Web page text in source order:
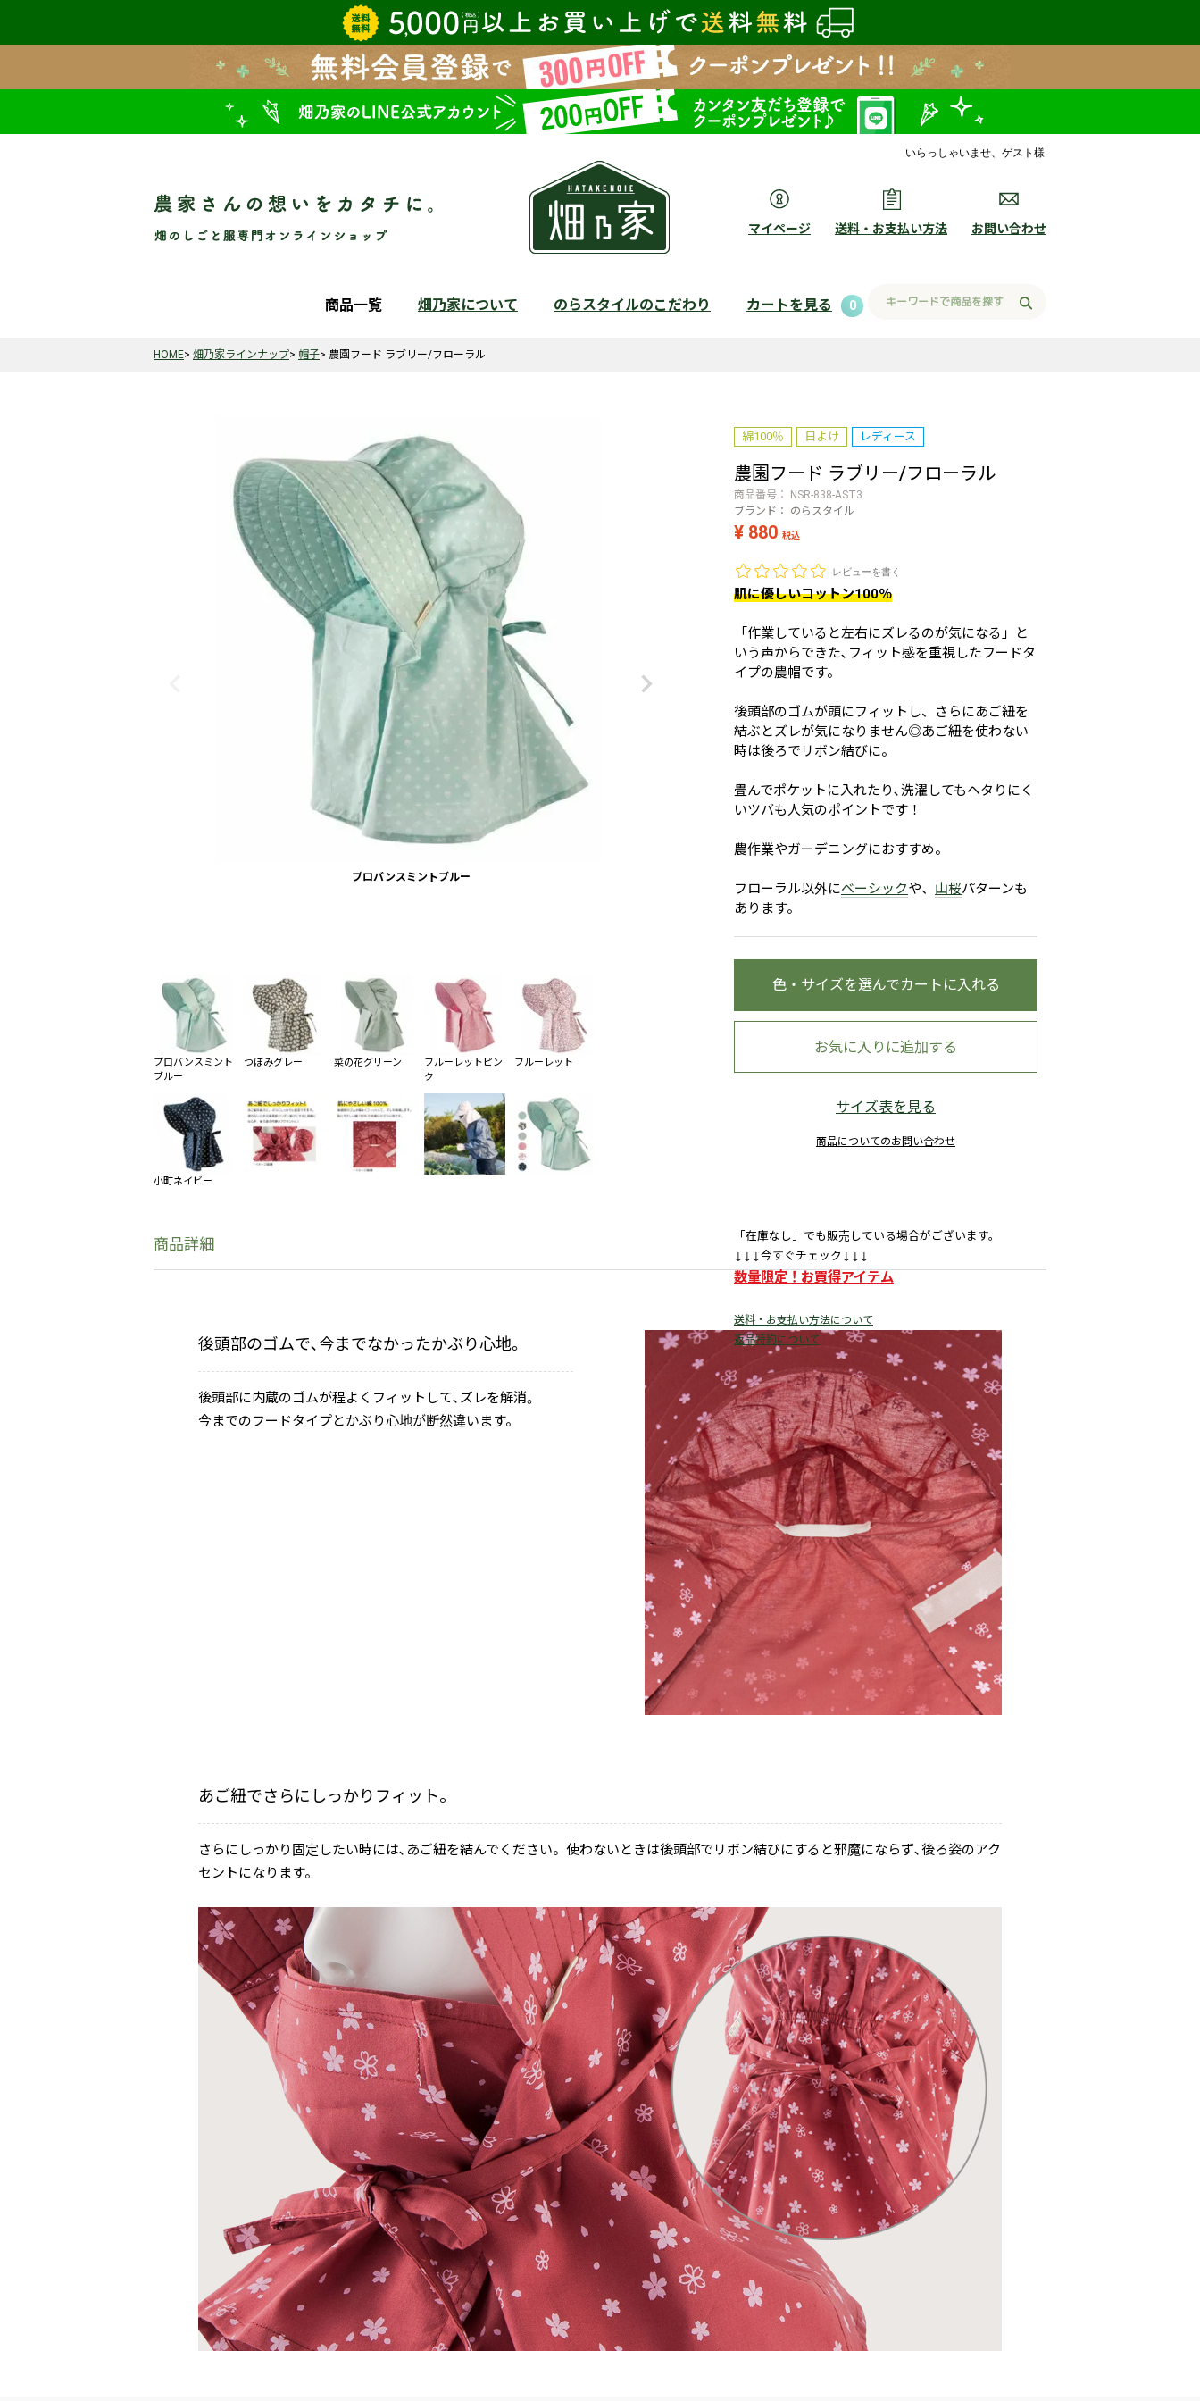
いらっしゃいませ、ゲスト様
マイページ 送料・お支払い方法 お問い合わせ
商品一覧 畑乃家について のらスタイルのこだわり カートを見る 0
検索
HOME 畑乃家ラインナップ 帽子 農園フード ラブリー/フローラル
プロバンスミントブルー
プロバンスミント
ブルー
つぼみグレー 菜の花グリーン
フルーレットピン
ク
フルーレット
小町ネイビー
綿100％ 日よけ レディース
農園フード ラブリー/フローラル
商品番号
NSR-838-AST3
ブランド：
のらスタイル
¥ 880 税込
レビューを書く
肌に優しいコットン100％
「作業していると左右にズレるのが気になる」と
いう声からできた､フィット感を重視したフードタ
イプの農帽です。
後頭部のゴムが頭にフィットし、さらにあご紐を
結ぶとズレが気になりません◎あご紐を使わない
時は後ろでリボン結びに。
畳んでポケットに入れたり､洗濯してもヘタりにく
いツバも人気のポイントです！
農作業やガーデニングにおすすめ。
フローラル以外にベーシックや、 山桜パターンも
あります。
色・サイズを選んでカートに入れる
お気に入りに追加する
サイズ表を見る
商品についてのお問い合わせ
「在庫なし」でも販売している場合がございます。
↓↓↓今すぐチェック↓↓↓
数量限定！お買得アイテム
送料・お支払い方法について
返品特約について
商品詳細
後頭部のゴムで､今までなかったかぶり心地。
後頭部に内蔵のゴムが程よくフィットして､ズレを解消。
今までのフードタイプとかぶり心地が断然違います。
あご紐でさらにしっかりフィット。
さらにしっかり固定したい時には､あご紐を結んでください。使わないときは後頭部でリボン結びにすると邪魔にならず､後ろ姿のアク
セントになります。